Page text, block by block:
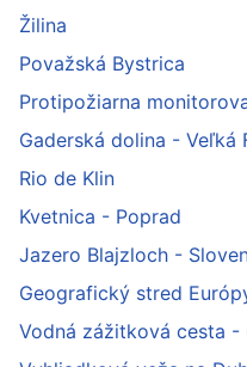
Žilina
Považská Bystrica
Protipožiarna
Gaderská dolina - Veľká
Rio de Klin
Kvetnica - Poprad
Jazero Blajzloch -
Geografický stred
Vodná zážitková cesta -